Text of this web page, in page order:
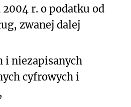
2004 r. o podatku od
zwanej dalej
i niezapisanych
cyfrowych i